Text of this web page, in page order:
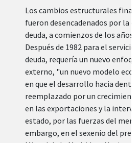
Los cambios estructurales
fueron desencadenados por la
deuda, a comienzos de los años
Después de 1982 para el servicio
deuda, requería un nuevo
externo, "un nuevo modelo
en que el desarrollo hacia
reemplazado por un
en las exportaciones y la
estado, por las fuerzas del
embargo, en el sexenio del